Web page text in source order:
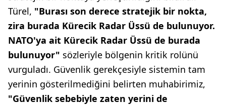
Türel, "Burası son derece stratejik bir nokta,
zira burada Kürecik Radar Üssü de bulunuyor.
NATO'ya ait Kürecik Radar Üssü de burada
bulunuyor" sözleriyle bölgenin kritik rolünü
vurguladı. Güvenlik gerekçesiyle sistemin tam
yerinin gösterilmediğini belirten muhabirimiz,
"Güvenlik sebebiyle zaten yerini de